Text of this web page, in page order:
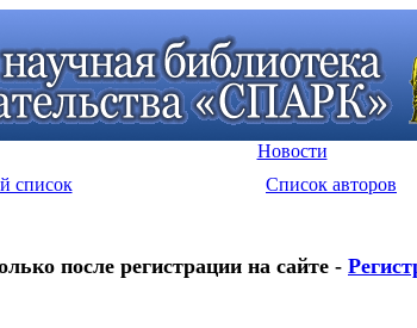
Новости
список Список авторов
после регистрации на сайте -